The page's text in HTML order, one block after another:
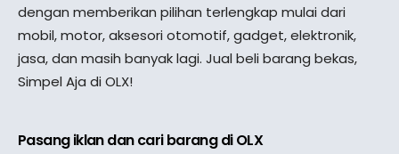
dengan memberikan pilihan terlengkap mulai dari
mobil, motor, aksesori otomotif, gadget, elektronik,
jasa, dan masih banyak lagi. Jual beli barang bekas,
Simpel Aja di OLX!
Pasang iklan dan cari barang di OLX